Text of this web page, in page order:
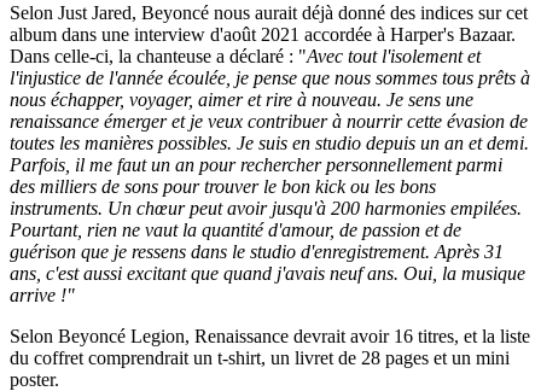
Selon Just Jared, Beyoncé nous aurait déjà donné des indices sur cet
album dans une interview d'août 2021 accordée à Harper's Bazaar.
Dans celle-ci, la chanteuse a déclaré : "Avec tout l'isolement et
l'injustice de l'année écoulée, je pense que nous sommes tous prêts à
nous échapper, voyager, aimer et rire à nouveau. Je sens une
renaissance émerger et je veux contribuer à nourrir cette évasion de
toutes les manières possibles. Je suis en studio depuis un an et demi.
Parfois, il me faut un an pour rechercher personnellement parmi
des milliers de sons pour trouver le bon kick ou les bons
instruments. Un chœur peut avoir jusqu'à 200 harmonies empilées.
Pourtant, rien ne vaut la quantité d'amour, de passion et de
guérison que je ressens dans le studio d'enregistrement. Après 31
ans, c'est aussi excitant que quand j'avais neuf ans. Oui, la musique
arrive !"
Selon Beyoncé Legion, Renaissance devrait avoir 16 titres, et la liste
du coffret comprendrait un t-shirt, un livret de 28 pages et un mini
poster.